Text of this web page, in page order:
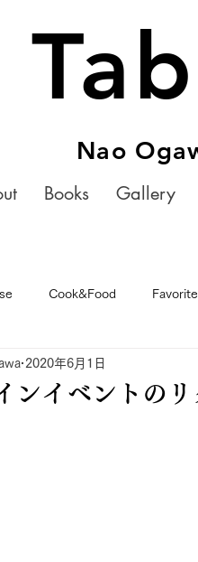
Nao
Books Gallery
Cook&Food Favorite
ンイベントの
2020年6月1日